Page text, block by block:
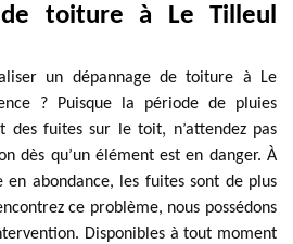
toiture à Le Tilleul
un dépannage de toiture à Le
? Puisque la période de pluies
des fuites sur le toit, n’attendez pas
dès qu’un élément est en danger. À
abondance, les fuites sont de plus
ce problème, nous possédons
Disponibles à tout moment